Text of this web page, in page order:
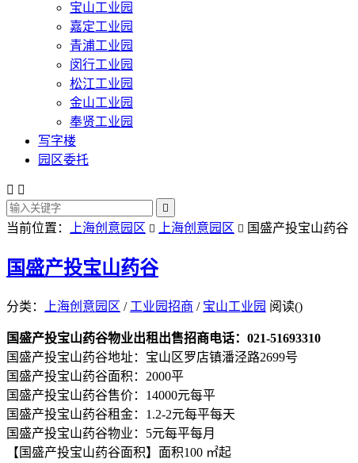
宝山工业园
嘉定工业园
青浦工业园
闵行工业园
松江工业园
金山工业园
奉贤工业园
写字楼
园区委托
 

当前位置： 上海创意园区  上海创意园区  国盛产投宝山药谷
国盛产投宝山药谷
分类： 上海创意园区 / 工业园招商 / 宝山工业园 阅读()
国盛产投宝山药谷物业出租出售招商电话：021-51693310
国盛产投宝山药谷地址：宝山区罗店镇潘泾路2699号
国盛产投宝山药谷面积：2000平
国盛产投宝山药谷售价：14000元每平
国盛产投宝山药谷租金：1.2-2元每平每天
国盛产投宝山药谷物业：5元每平每月
【国盛产投宝山药谷面积】面积100 ㎡起